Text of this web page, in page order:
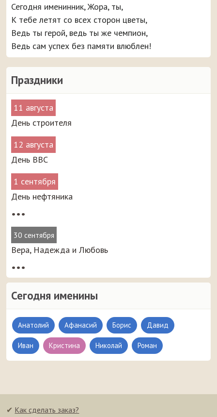
Праздники
11 августа
День строителя
12 августа
День ВВС
1 сентября
День нефтяника
•••
30 сентября
Вера, Надежда и Любовь
•••
Сегодня именины
Анатолий Афанасий Борис Давид
Иван Кристина Николай Роман
Сегодня именинник, Жора, ты,
К тебе летят со всех сторон цветы,
Ведь ты герой, ведь ты же чемпион,
Ведь сам успех без памяти влюблен!
✔ Как сделать заказ?